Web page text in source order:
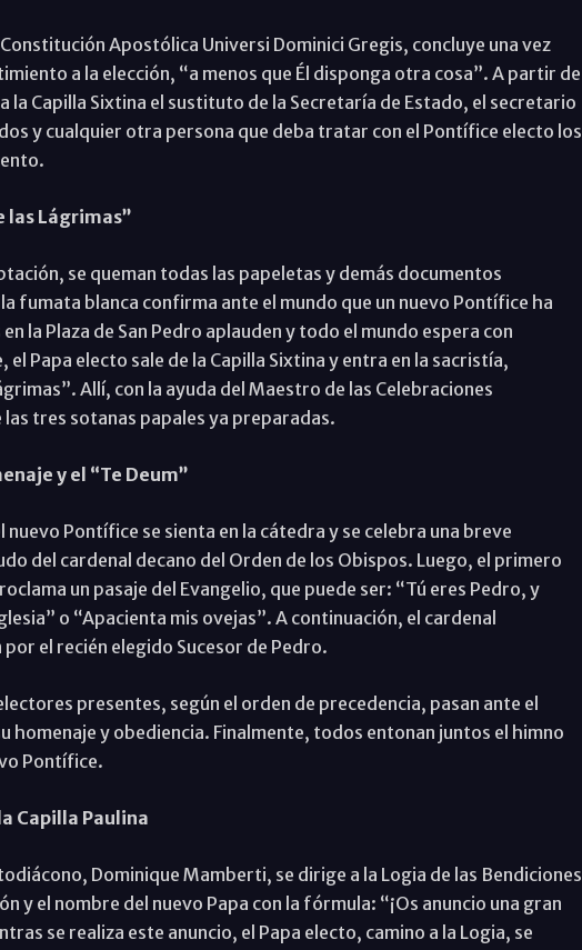
Apostólica Universi Dominici Gregis, concluye una vez
a la elección, “a menos que Él disponga otra cosa”. A partir de
la Capilla Sixtina el sustituto de la Secretaría de Estado, el secretario
y cualquier otra persona que deba tratar con el Pontífice electo los
las Lágrimas”
se queman todas las papeletas y demás documentos
fumata blanca confirma ante el mundo que un nuevo Pontífice ha
la Plaza de San Pedro aplauden y todo el mundo espera con
Papa electo sale de la Capilla Sixtina y entra en la sacristía,
Allí, con la ayuda del Maestro de las Celebraciones
tres sotanas papales ya preparadas.
y el “Te Deum”
nuevo Pontífice se sienta en la cátedra y se celebra una breve
del cardenal decano del Orden de los Obispos. Luego, el primero
un pasaje del Evangelio, que puede ser: “Tú eres Pedro, y
o “Apacienta mis ovejas”. A continuación, el cardenal
el recién elegido Sucesor de Pedro.
presentes, según el orden de precedencia, pasan ante el
homenaje y obediencia. Finalmente, todos entonan juntos el himno
Pontífice.
Capilla Paulina
Dominique Mamberti, se dirige a la Logia de las Bendiciones
y el nombre del nuevo Papa con la fórmula: “¡Os anuncio una gran
se realiza este anuncio, el Papa electo, camino a la Logia, se